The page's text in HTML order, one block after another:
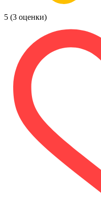
5 (3 оценки)